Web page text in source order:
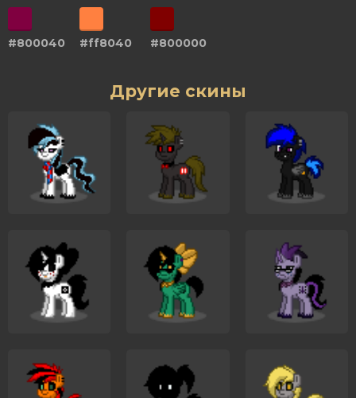
#800040 #ff8040 #800000
Другие скины